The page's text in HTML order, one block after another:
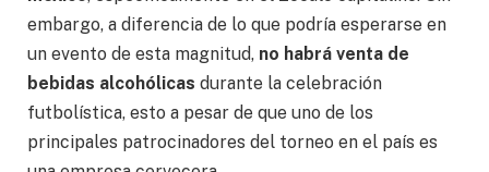
embargo, a diferencia de lo que podría esperarse en
un evento de esta magnitud, no habrá venta de
bebidas alcohólicas durante la celebración
futbolística, esto a pesar de que uno de los
principales patrocinadores del torneo en el país es